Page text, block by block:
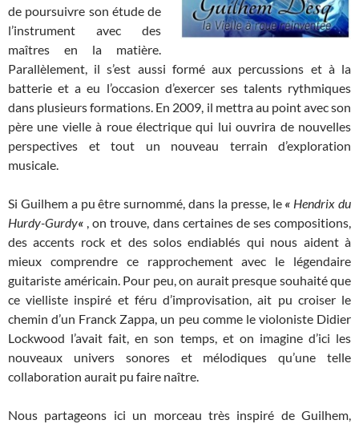
de poursuivre son étude de
l’instrument avec des
maîtres en la matière.
Parallèlement, il s’est aussi formé aux percussions et à la
batterie et a eu l’occasion d’exercer ses talents rythmiques
dans plusieurs formations. En 2009, il mettra au point avec son
père une vielle à roue électrique qui lui ouvrira de nouvelles
perspectives et tout un nouveau terrain d’exploration
musicale.
Si Guilhem a pu être surnommé, dans la presse, le « Hendrix du
Hurdy-Gurdy« , on trouve, dans certaines de ses compositions,
des accents rock et des solos endiablés qui nous aident à
mieux comprendre ce rapprochement avec le légendaire
guitariste américain. Pour peu, on aurait presque souhaité que
ce vielliste inspiré et féru d’improvisation, ait pu croiser le
chemin d’un Franck Zappa, un peu comme le violoniste Didier
Lockwood l’avait fait, en son temps, et on imagine d’ici les
nouveaux univers sonores et mélodiques qu’une telle
collaboration aurait pu faire naître.
Nous partageons ici un morceau très inspiré de Guilhem,